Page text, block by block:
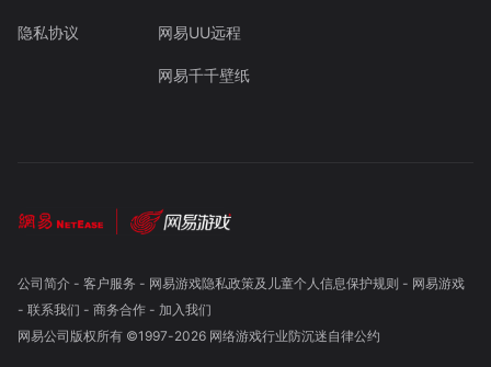
隐私协议 网易UU远程
网易千千壁纸
公司简介- 客户服务 - 网易游戏隐私政策及儿童个人信息保护规则 - 网易游戏
- 联系我们 - 商务合作- 加入我们
网易公司版权所有 ©1997-2026 网络游戏行业防沉迷自律公约